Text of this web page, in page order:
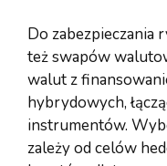
Do zabezpieczania
też swapów
walut z
hybrydowych,
instrumentów.
zależy od celów